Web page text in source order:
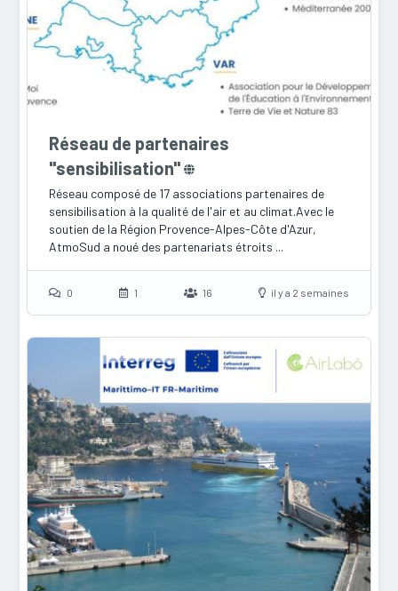
Réseau de partenaires
"sensibilisation"
Réseau composé de 17 associations partenaires de
sensibilisation à la qualité de l'air et au climat.Avec le
soutien de la Région Provence-Alpes-Côte d'Azur,
AtmoSud a noué des partenariats étroits ...
0 1 16 il y a 2 semaines